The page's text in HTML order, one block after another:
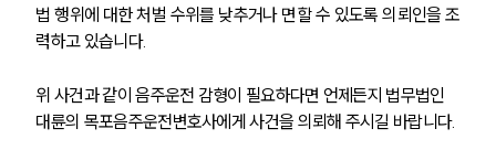
팀소개
대륜의 강점
법 행위에 대한 처벌 수위를 낮추거나 면할 수 있도록 의뢰인을 조
력하고 있습니다.
위 사건과 같이 음주운전 감형이 필요하다면 언제든지 법무법인
대륜의 목포음주운전변호사에게 사건을 의뢰해 주시길 바랍니다.